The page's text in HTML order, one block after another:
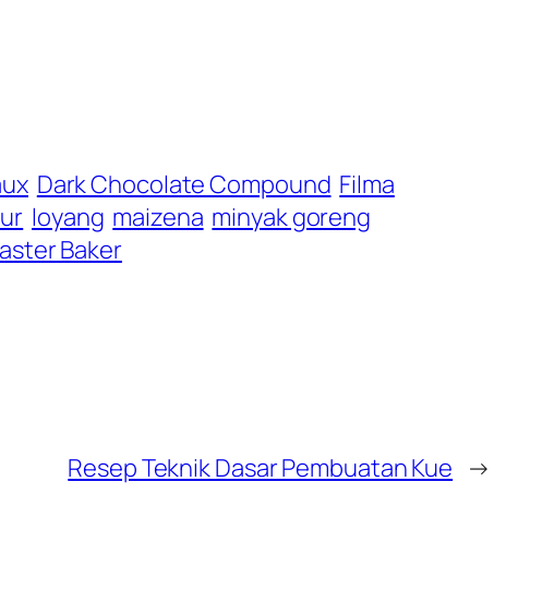
Dark Chocolate Compound Filma
loyang maizena minyak goreng
Baker
Resep Teknik Dasar Pembuatan Kue →